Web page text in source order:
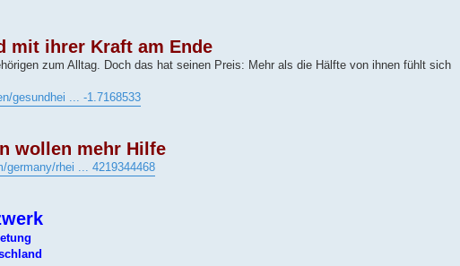
mit ihrer Kraft am Ende
zum Alltag. Doch das hat seinen Preis: Mehr als die Hälfte von ihnen fühlt sich
gesundhei ... -1.7168533
wollen mehr Hilfe
germany/rhei ... 4219344468